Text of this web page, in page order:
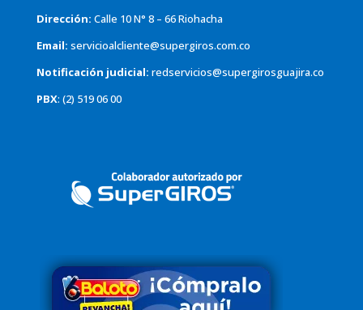
Dirección: Calle 10 N° 8 – 66 Riohacha
Email: servicioalcliente@supergiros.com.co
Notificación judicial: redservicios@supergirosguajira.co
PBX: (2) 519 06 00